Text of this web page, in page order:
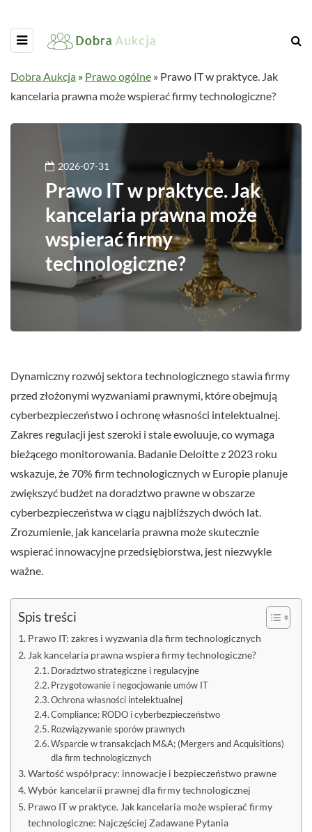
Dobra Aukcja » Prawo ogólne » Prawo IT w praktyce. Jak
kancelaria prawna może wspierać firmy technologiczne?
2026-07-31
Prawo IT w praktyce. Jak
kancelaria prawna może
wspierać firmy
technologiczne?
Dynamiczny rozwój sektora technologicznego stawia firmy
przed złożonymi wyzwaniami prawnymi, które obejmują
cyberbezpieczeństwo i ochronę własności intelektualnej.
Zakres regulacji jest szeroki i stale ewoluuje, co wymaga
bieżącego monitorowania. Badanie Deloitte z 2023 roku
wskazuje, że 70% firm technologicznych w Europie planuje
zwiększyć budżet na doradztwo prawne w obszarze
cyberbezpieczeństwa w ciągu najbliższych dwóch lat.
Zrozumienie, jak kancelaria prawna może skutecznie
wspierać innowacyjne przedsiębiorstwa, jest niezwykle
ważne.
Spis treści
Prawo IT: zakres i wyzwania dla firm technologicznych
Jak kancelaria prawna wspiera firmy technologiczne?
Doradztwo strategiczne i regulacyjne
Przygotowanie i negocjowanie umów IT
Ochrona własności intelektualnej
Compliance: RODO i cyberbezpieczeństwo
Rozwiązywanie sporów prawnych
Wsparcie w transakcjach M&A; (Mergers and Acquisitions)
dla firm technologicznych
Wartość współpracy: innowacje i bezpieczeństwo prawne
Wybór kancelarii prawnej dla firmy technologicznej
Prawo IT w praktyce. Jak kancelaria może wspierać firmy
technologiczne: Najczęściej Zadawane Pytania